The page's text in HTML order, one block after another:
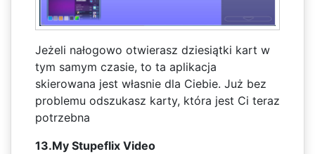
Jeżeli nałogowo otwierasz dziesiątki kart w
tym samym czasie, to ta aplikacja
skierowana jest własnie dla Ciebie. Już bez
problemu odszukasz karty, która jest Ci teraz
potrzebna
13.My Stupeflix Video